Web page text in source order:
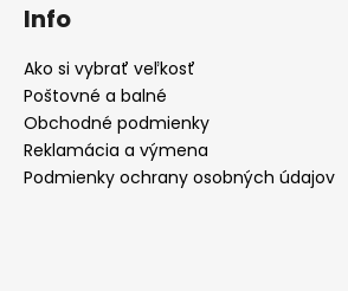
Info
Ako si vybrať veľkosť
Poštovné a balné
Obchodné podmienky
Reklamácia a výmena
Podmienky ochrany osobných údajov